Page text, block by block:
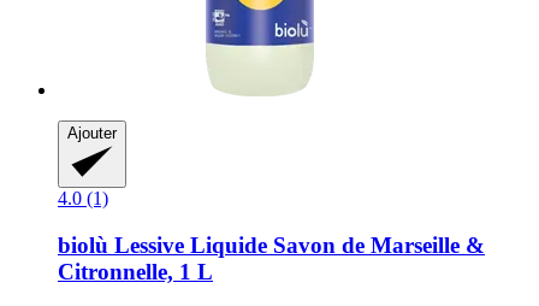
Ajouter
4.0 (1)
biolù Lessive Liquide Savon de Marseille &
Citronnelle, 1 L